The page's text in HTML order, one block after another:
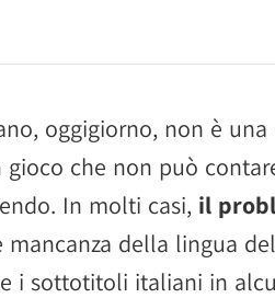
oggigiorno, non è una
che non può
In molti casi, il
mancanza della lingua
i sottotitoli italiani in